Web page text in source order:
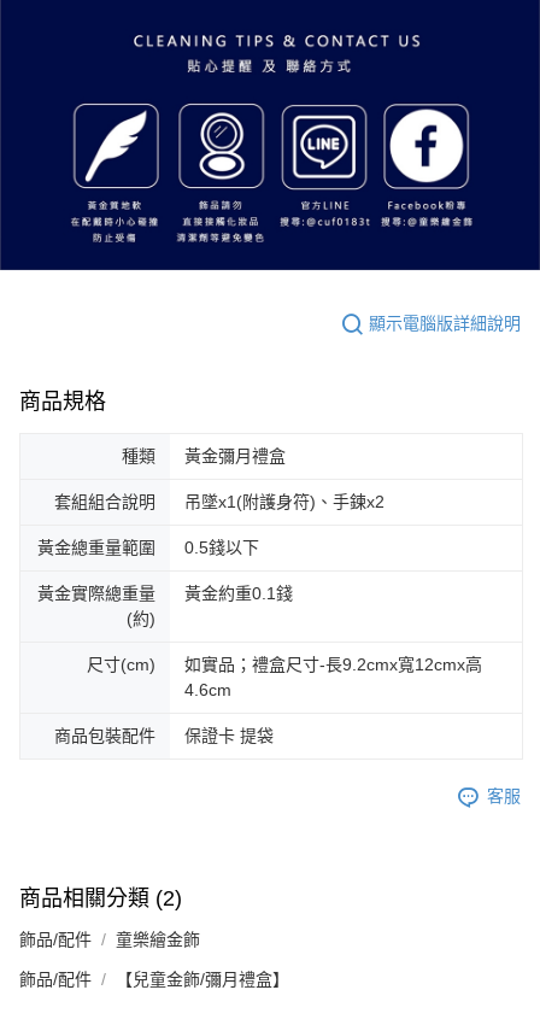
顯示電腦版詳細說明
商品規格
種類 黃金彌月禮盒
套組組合說明 吊墜x1(附護身符)、手鍊x2
黃金總重量範圍 0.5錢以下
黃金實際總重量
(約)
黃金約重0.1錢
尺寸(cm)
如實品；禮盒尺寸-長9.2cmx寬12cmx高
4.6cm
商品包裝配件 保證卡 提袋
客服
商品相關分類 (2)
飾品/配件 童樂繪金飾
飾品/配件 【兒童金飾/彌月禮盒】